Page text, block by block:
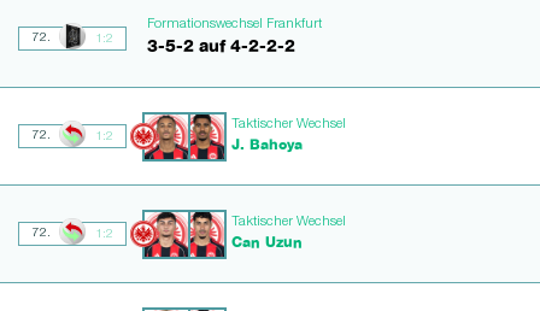
72. 1:2
Formationswechsel Frankfurt
3-5-2 auf 4-2-2-2
72. 1:2
Taktischer Wechsel
J. Bahoya
72. 1:2
Taktischer Wechsel
Can Uzun